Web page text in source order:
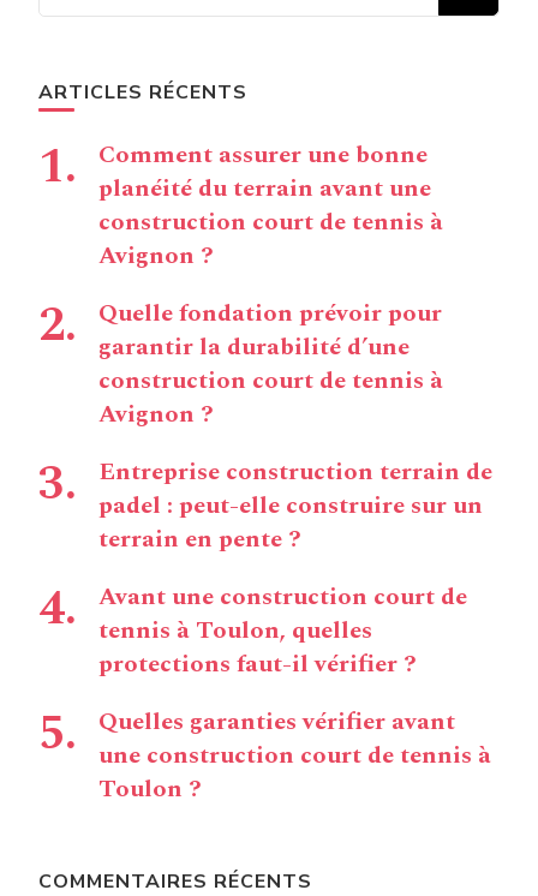
chose ?
ARTICLES RÉCENTS
Comment assurer une bonne
planéité du terrain avant une
construction court de tennis à
Avignon ?
Quelle fondation prévoir pour
garantir la durabilité d’une
construction court de tennis à
Avignon ?
Entreprise construction terrain de
padel : peut-elle construire sur un
terrain en pente ?
Avant une construction court de
tennis à Toulon, quelles
protections faut-il vérifier ?
Quelles garanties vérifier avant
une construction court de tennis à
Toulon ?
COMMENTAIRES RÉCENTS